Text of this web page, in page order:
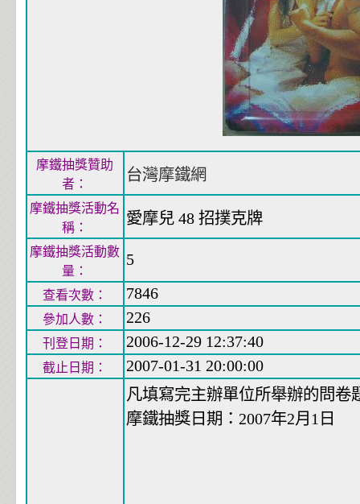
摩鐵抽獎贊助
者：
台灣摩鐵網
摩鐵抽獎活動名
稱：
愛摩兒 48 招撲克牌
摩鐵抽獎活動數
量：
5
查看次數： 7846
參加人數： 226
刊登日期： 2006-12-29 12:37:40
截止日期： 2007-01-31 20:00:00
凡填寫完主辦單位所舉辦的問卷
摩鐵抽獎日期：2007年2月1日